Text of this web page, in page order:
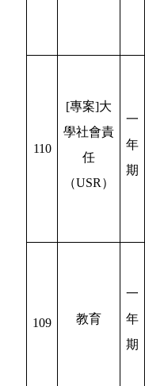
110
[專案]大
學社會責
任
（USR）
一
年
期
109 教育
一
年
期